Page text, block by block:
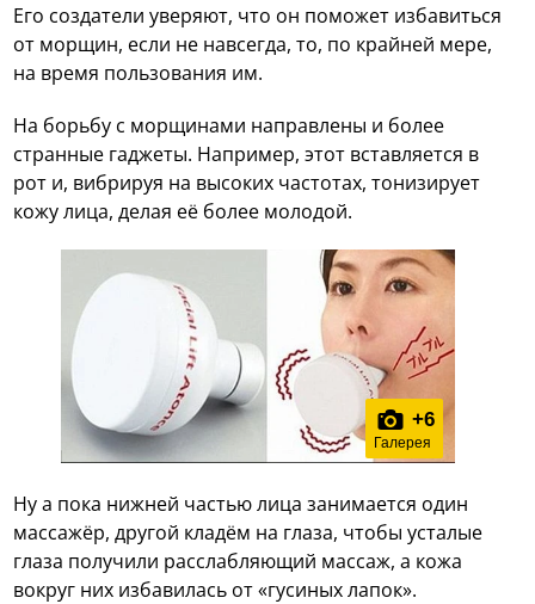
Его создатели уверяют, что он поможет избавиться
от морщин, если не навсегда, то, по крайней мере,
на время пользования им.
На борьбу с морщинами направлены и более
странные гаджеты. Например, этот вставляется в
рот и, вибрируя на высоких частотах, тонизирует
кожу лица, делая её более молодой.
+6
Галерея
Ну а пока нижней частью лица занимается один
массажёр, другой кладём на глаза, чтобы усталые
глаза получили расслабляющий массаж, а кожа
вокруг них избавилась от «гусиных лапок».